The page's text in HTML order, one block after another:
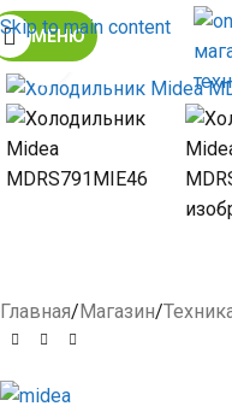
Skip to main content
МЕНЮ
Click to enlarge
Главная Магазин